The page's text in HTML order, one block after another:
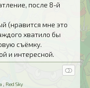
после 8-й
(нравится мне это
хватило бы
съёмку.
и интересной.
Red Sky